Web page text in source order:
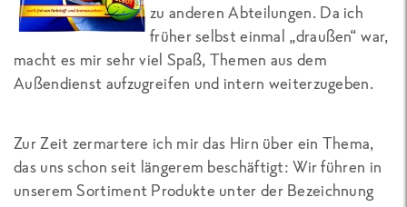
zu anderen Abteilungen. Da ich
früher selbst einmal „draußen“ war,
macht es mir sehr viel Spaß, Themen aus dem
Außendienst aufzugreifen und intern weiterzugeben.
Zur Zeit zermartere ich mir das Hirn über ein Thema,
das uns schon seit längerem beschäftigt: Wir führen in
unserem Sortiment Produkte unter der Bezeichnung